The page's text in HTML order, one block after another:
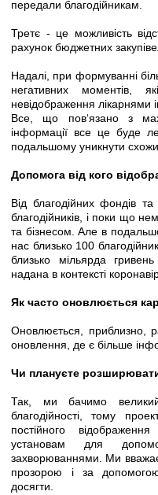
передали благодійникам.
Третє - це можливість
рахунок бюджетних
Надалі, при формуванні
негативних моментів,
невідображення лікарнями
Все, що пов‘язано з
інформації все це буде
подальшому уникнути
Допомога від кого
Від благодійних фондів
благодійників, і поки що
та бізнесом. Але в
нас близько 100
близько мільярда
надана в контексті
Як часто оновлюється
Оновлюється, приблизно,
оновлення, де є більше
Чи плануєте
Так, ми бачимо великий
благодійності, тому
постійного
установам для
захворюваннями. Ми
прозорою і за
досягти.